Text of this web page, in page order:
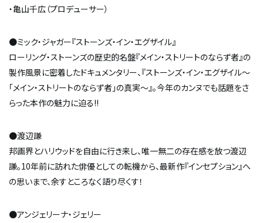
・亀山千広（プロデューサー）
●ミック・ジャガー『ストーンズ・イン・エグザイル』
ローリング・ストーンズの歴史的名盤『メイン・ストリートのならず者』の
製作風景に密着したドキュメンタリー、『ストーンズ・イン・エグザイル～
「メイン・ストリートのならず者」の真実～』。今年のカンヌでも話題をさ
らった本作の魅力に迫る!!
●渡辺謙
邦画界とハリウッドを自由に行き来し、唯一無二の存在感を放つ渡辺
謙。10年前に訪れた俳優としての転機から、最新作『インセプション』へ
の思いまで、余すところなく語り尽くす！
●アンジェリーナ・ジェリー